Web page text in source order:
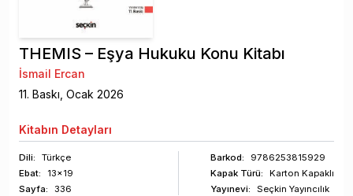
THEMIS – Eşya Hukuku Konu Kitabı
İsmail Ercan
11. Baskı, Ocak 2026
Kitabın Detayları
Dili:
Türkçe
Ebat:
13x19
Sayfa: 336
Barkod:
9786253815929
Kapak Türü:
Karton Kapaklı
Yayınevi:
Seçkin Yayıncılık